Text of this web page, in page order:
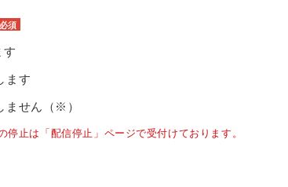
必須
す
ます
ません（※）
停止は「配信停止」ページで受付けております。